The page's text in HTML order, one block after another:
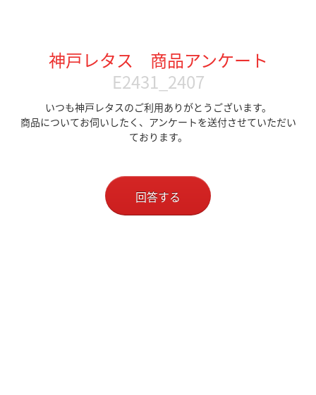
神戸レタス 商品アンケート
E2431_2407
いつも神戸レタスのご利用ありがとうございます。
商品についてお伺いしたく、アンケートを送付させていただい
ております。
回答する